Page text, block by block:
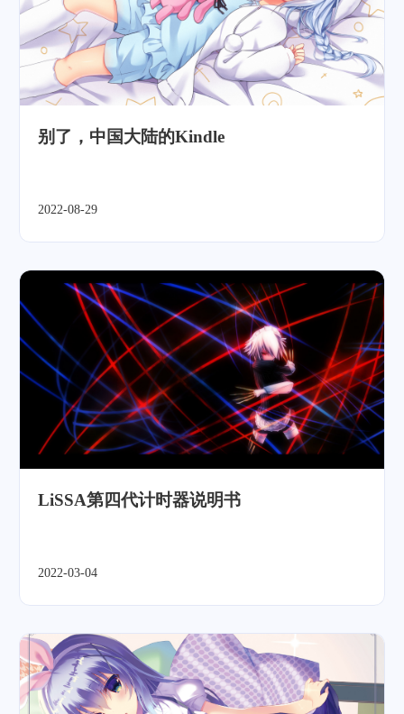
别了，中国大陆的Kindle
2022-08-29
LiSSA第四代计时器说明书
2022-03-04